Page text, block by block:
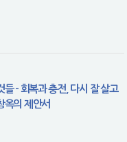
들 - 회복과 충전, 다시 잘 살고
옥의 제안서